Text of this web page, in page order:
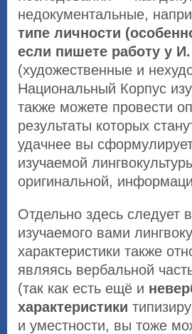
недокументальные,
типе личности
если пишете работу у
(художественные и
Национальный Корпус
также можете провести
результаты которых
удачнее вы
изучаемой
оригинальной,
Отдельно здесь следует
изучаемого вами
характеристики также
являясь вербальной
(так как есть ещё и
характеристики
и уместности, вы тоже